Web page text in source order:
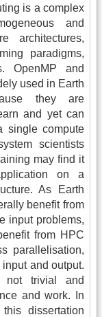
is a complex
and
architectures,
paradigms,
OpenMP and
used in Earth
they are
and yet can
single compute
scientists
may find it
on a
As Earth
benefit from
input problems,
from HPC
parallelisation,
and output.
not trivial and
and work. In
dissertation